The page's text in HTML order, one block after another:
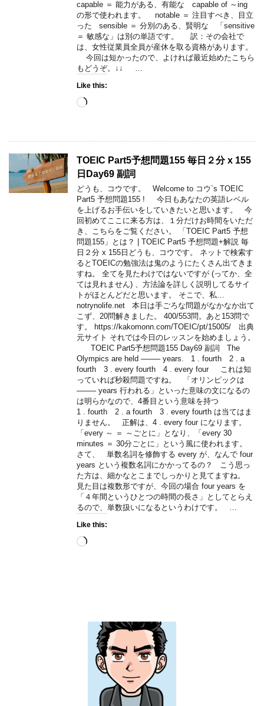
capable ＝ 能力がある、有能な capable of ～ing
の形で使われます。 notable ＝ 注目すべき、目立
った sensible ＝ 分別のある、賢明な 「sensitive
＝ 敏感な」は別の単語です。 訳：その会社で
は、女性従業員全員が産休を取る資格があります。
今回は短かったので、よければ最近始めたこちら
もどうぞ。↓↓ …
Like this:
Loading…
TOEIC Part5予想問題155 毎日２分 x 155
日Day69 副詞
どうも、コウです。 Welcome to コウ`s TOEIC
Part5 予想問題155 ! 今日もあなたの英語レベル
を上げるお手伝いをしていきたいと思います。 今
回初めてここに来る方は、１分だけお時間をいただ
き、こちらをご覧ください。 「TOEIC Part5 予想
問題155」とは？ | TOEIC Part5 予想問題+解説 毎
日２分 x 155日どうも、コウです。 ネットで検索す
るとTOEICの勉強法は鬼のようにたくさん出てきま
すね。 全てを見たわけではないですが (ってか、全
ては見れません) 、方法論を詳しく説明してるサイ
トがほとんどだと思います。 そこで、私…
notrynolife.net 本日は手ごろな問題がなかなか出て
こず、20問解きました。 400/553問。あと153問で
す。 https://kakomonn.com/TOEIC/pt/15005/ 出典
元サイト それでは今日のレッスンを始めましょう。
TOEIC Part5予想問題155 Day69 副詞 The
Olympics are held ——– years. 1 . fourth 2 . a
fourth 3 . every fourth 4 . every four これは知
っていれば秒殺問題ですね。 「オリンピックは
——– years 行われる」といった意味の文になるの
は明らかなので、4番目という意味を持つ
1 . fourth 2 . a fourth 3 . every fourth は当てはま
りません。 正解は、4 . every four になります。
「every ～ ＝ ～ごとに」となり、「every 30
minutes ＝ 30分ごとに」という風に使われます。
さて、 単数名詞を修飾する every が、なんで four
years という複数名詞にかかってるの？ こう思っ
た方は、細かなとこまでしっかりと見てますね。
見た目は複数形ですが、今回の場合 four years を
「４年間というひとつの時間の長さ」としてとらえ
るので、単数扱いになるというわけです。 …
Like this:
Loading…